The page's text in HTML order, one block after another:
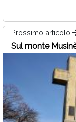
Prossimo articolo
Sul monte